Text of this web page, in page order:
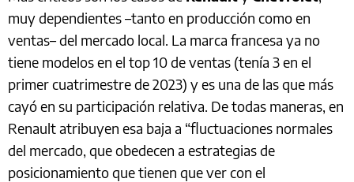
muy dependientes –tanto en producción como en
ventas– del mercado local. La marca francesa ya no
tiene modelos en el top 10 de ventas (tenía 3 en el
primer cuatrimestre de 2023) y es una de las que más
cayó en su participación relativa. De todas maneras, en
Renault atribuyen esa baja a “fluctuaciones normales
del mercado, que obedecen a estrategias de
posicionamiento que tienen que ver con el